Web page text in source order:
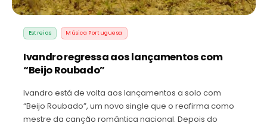
Estreias Música Portuguesa
Ivandro regressa aos lançamentos com
“Beijo Roubado”
Ivandro está de volta aos lançamentos a solo com
“Beijo Roubado”, um novo single que o reafirma como
mestre da canção romântica nacional. Depois do